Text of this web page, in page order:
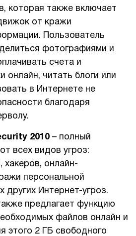
которая также включает
от кражи
Пользователь
фотографиями и
счета и
онлайн, читать блоги или
в Интернете не
благодаря
2010 – полный
всех видов угроз:
хакеров, онлайн-
персональной
других Интернет-угроз.
предлагает функцию
файлов онлайн и
этого 2 ГБ свободного